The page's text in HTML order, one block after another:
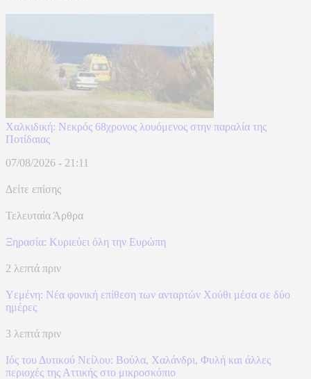
Χαλκιδική: Νεκρός 68χρονος λουόμενος στην παραλία της
Ποτίδαιας
07/08/2026 - 21:11
Δείτε επίσης
Τελευταία Άρθρα
Ξηρασία: Κυριεύει όλη την Ευρώπη
2 λεπτά πριν
Υεμένη: Νέα φονική επίθεση των ανταρτών Χούθι μέσα σε δύο
ημέρες
3 λεπτά πριν
Ιός του Δυτικού Νείλου: Βούλα, Χαλάνδρι, Φυλή και άλλες
περιοχές της Αττικής στο μικροσκόπιο